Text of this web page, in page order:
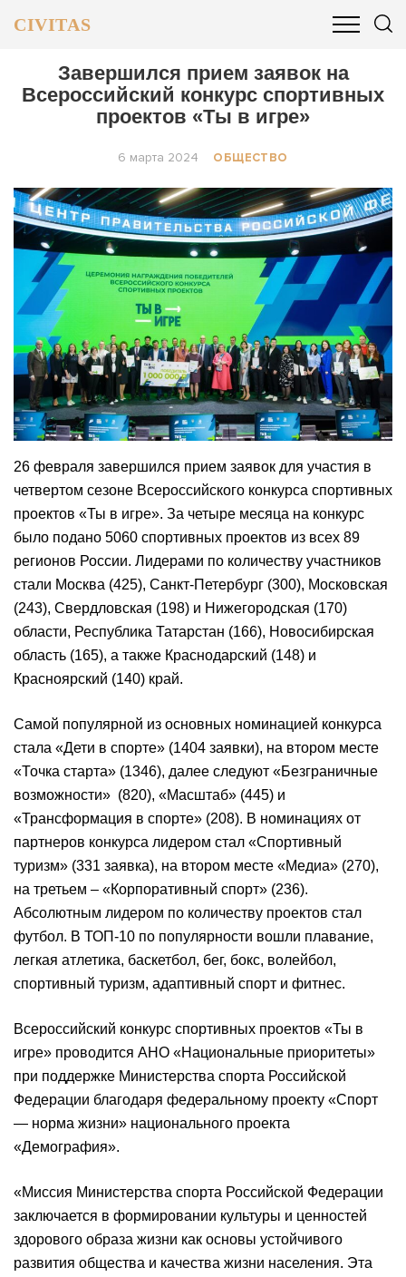
CIVITAS
ОБЩЕСТВО БИЗНЕС И ФИНАНСЫ
Завершился прием заявок на
Всероссийский конкурс спортивных
проектов «Ты в игре»
6 марта 2024 ОБЩЕСТВО
26 февраля завершился прием заявок для участия в
четвертом сезоне Всероссийского конкурса спортивных
проектов «Ты в игре». За четыре месяца на конкурс
было подано 5060 спортивных проектов из всех 89
регионов России. Лидерами по количеству участников
стали Москва (425), Санкт-Петербург (300), Московская
(243), Свердловская (198) и Нижегородская (170)
области, Республика Татарстан (166), Новосибирская
область (165), а также Краснодарский (148) и
Красноярский (140) край.
Самой популярной из основных номинацией конкурса
стала «Дети в спорте» (1404 заявки), на втором месте
«Точка старта» (1346), далее следуют «Безграничные
возможности» (820), «Масштаб» (445) и
«Трансформация в спорте» (208). В номинациях от
партнеров конкурса лидером стал «Спортивный
туризм» (331 заявка), на втором месте «Медиа» (270),
на третьем – «Корпоративный спорт» (236).
Абсолютным лидером по количеству проектов стал
футбол. В ТОП-10 по популярности вошли плавание,
легкая атлетика, баскетбол, бег, бокс, волейбол,
спортивный туризм, адаптивный спорт и фитнес.
Всероссийский конкурс спортивных проектов «Ты в
игре» проводится АНО «Национальные приоритеты»
при поддержке Министерства спорта Российской
Федерации благодаря федеральному проекту «Спорт
— норма жизни» национального проекта
«Демография».
«Миссия Министерства спорта Российской Федерации
заключается в формировании культуры и ценностей
здорового образа жизни как основы устойчивого
развития общества и качества жизни населения. Эта